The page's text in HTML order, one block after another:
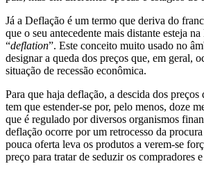
Já a Deflação é um termo que deriva do
que o seu antecedente mais distante esteja
“deflation”. Este conceito muito usado no
designar a queda dos preços que, em geral,
situação de recessão econômica.
Para que haja deflação, a descida dos preços
tem que estender-se por, pelo menos, doze
que é regulado por diversos organismos
deflação ocorre por um retrocesso da
pouca oferta leva os produtos a verem-se
preço para tratar de seduzir os compradores